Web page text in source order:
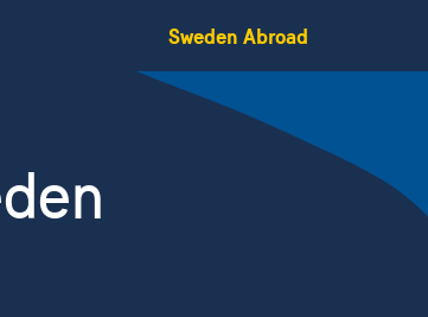
Sweden Abroad